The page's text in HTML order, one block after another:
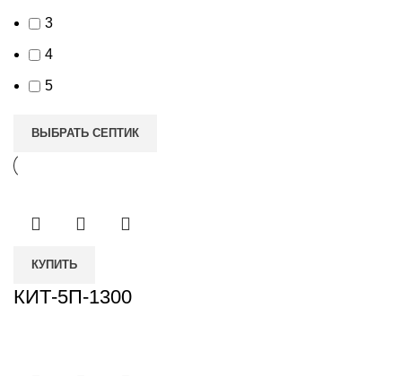
3
4
5
ВЫБРАТЬ СЕПТИК
КУПИТЬ
КИТ-5П-1300